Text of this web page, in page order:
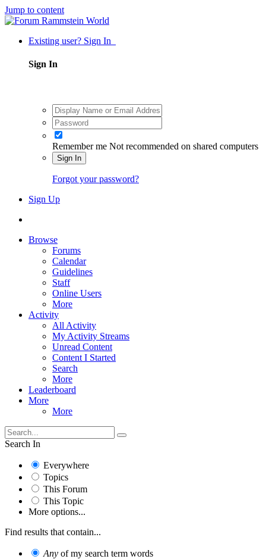
Jump to content
Existing user? Sign In
Sign In
Remember me Not recommended on shared computers
Sign In
Forgot your password?
Sign Up
Browse
Forums
Calendar
Guidelines
Staff
Online Users
More
Activity
All Activity
My Activity Streams
Unread Content
Content I Started
Search
More
Leaderboard
More
More
Search In
Everywhere
Topics
This Forum
This Topic
More options...
Find results that contain...
Any of my search term words